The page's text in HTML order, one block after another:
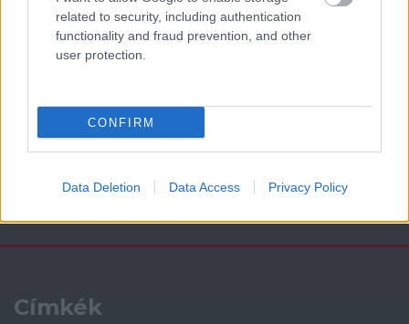
related to security, including authentication
functionality and fraud prevention, and other
user protection.
CONFIRM
Data Deletion Data Access Privacy Policy
Támogasd adományoddal
Címkék